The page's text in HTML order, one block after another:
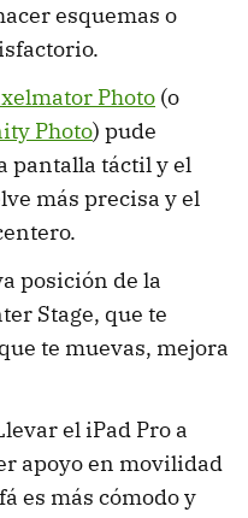
esquemas o
Photo (o
Photo) pude
pantalla táctil y el
más precisa y el
posición de la
Stage, que te
te muevas, mejora
el iPad Pro a
apoyo en movilidad
es más cómodo y